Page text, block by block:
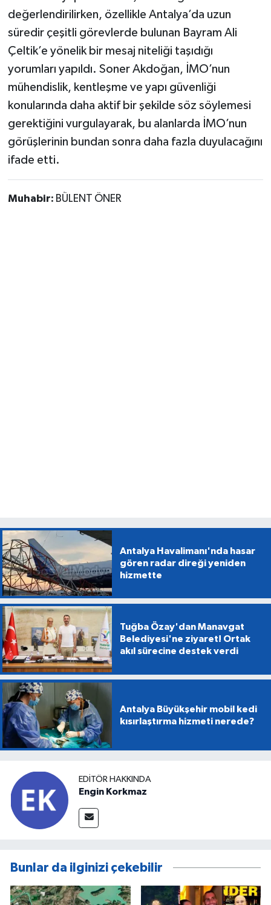
değerlendirilirken, özellikle Antalya’da uzun
süredir çeşitli görevlerde bulunan Bayram Ali
Çeltik’e yönelik bir mesaj niteliği taşıdığı
yorumları yapıldı. Soner Akdoğan, İMO’nun
mühendislik, kentleşme ve yapı güvenliği
konularında daha aktif bir şekilde söz söylemesi
gerektiğini vurgulayarak, bu alanlarda İMO’nun
görüşlerinin bundan sonra daha fazla duyulacağını
ifade etti.
Muhabir: BÜLENT ÖNER
Antalya Havalimanı'nda hasar
gören radar direği yeniden
hizmette
Tuğba Özay'dan Manavgat
Belediyesi'ne ziyaret! Ortak
akıl sürecine destek verdi
Antalya Büyükşehir mobil kedi
kısırlaştırma hizmeti nerede?
EDITÖR HAKKINDA
Engin Korkmaz
Bunlar da ilginizi çekebilir